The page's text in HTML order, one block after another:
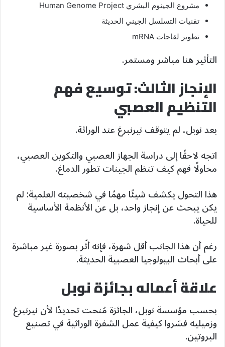
مشروع الجينوم البشري Human Genome Project
تقنيات التسلسل الجيني الحديثة
تطوير لقاحات mRNA
التأثير هنا مباشر ومستمر.
الإنجاز الثالث: توسيع فهم
التنظيم العصبي
بعد نوبل، لم يتوقف نيرنبرغ عند الوراثة.
اتجه لاحقًا إلى دراسة الجهاز العصبي والتكوين العصبي،
محاولًا فهم كيف تنظم الجينات تطور الدماغ.
هذا التحول يكشف شيئًا مهمًا في شخصيته العلمية: لم
يكن يبحث عن إنجاز واحد، بل عن الأنظمة الأساسية
للحياة.
رغم أن هذا الجانب أقل شهرة، فإنه أثّر بصورة غير مباشرة
على أبحاث البيولوجيا العصبية الحديثة.
علاقة أعماله بجائزة نوبل
بحسب مؤسسة نوبل، الجائزة مُنحت تحديدًا لأن نيرنبرغ
وزميليه فسّروا كيفية عمل الشفرة الوراثية في تصنيع
البروتين.